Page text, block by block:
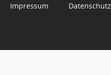
Impressum Datenschutz